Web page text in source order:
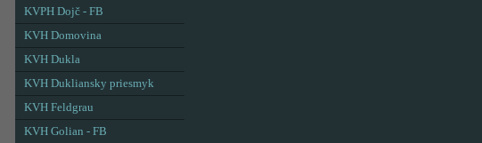
KVPH Dojč - FB
KVH Domovina
KVH Dukla
KVH Dukliansky priesmyk
KVH Feldgrau
KVH Golian - FB